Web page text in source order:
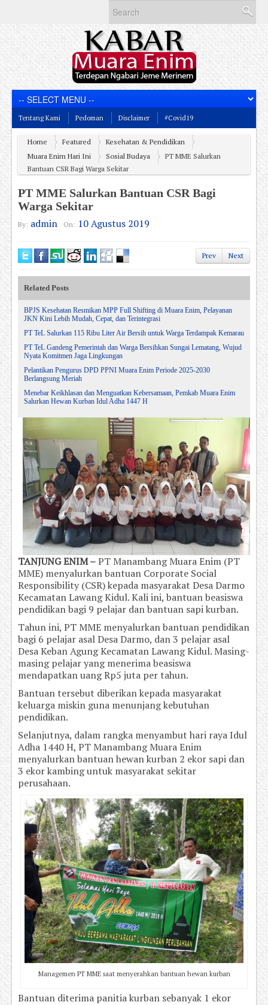
Tentang Kami Pedoman Disclaimer #Covid19
Home Featured
Kesehatan & Pendidikan
Muara Enim Hari Ini
Sosial Budaya
PT MME Salurkan
Bantuan CSR Bagi Warga Sekitar
PT MME Salurkan Bantuan CSR Bagi
Warga Sekitar
By: admin On: 10 Agustus 2019
Prev Next
Related Posts
BPJS Kesehatan Resmikan MPP Full Shifting di Muara Enim, Pelayanan
JKN Kini Lebih Mudah, Cepat, dan Terintegrasi
PT TeL Salurkan 115 Ribu Liter Air Bersih untuk Warga Terdampak Kemarau
PT TeL Gandeng Pemerintah dan Warga Bersihkan Sungai Lematang, Wujud
Nyata Komitmen Jaga Lingkungan
Pelantikan Pengurus DPD PPNI Muara Enim Periode 2025-2030
Berlangsung Meriah
Menebar Keikhlasan dan Menguatkan Kebersamaan, Pemkab Muara Enim
Salurkan Hewan Kurban Idul Adha 1447 H
TANJUNG ENIM –PT Manambang Muara Enim (PT
MME) menyalurkan bantuan Corporate Social
Responsibility (CSR) kepada masyarakat Desa Darmo
Kecamatan Lawang Kidul. Kali ini, bantuan beasiswa
pendidikan bagi 9 pelajar dan bantuan sapi kurban.
Tahun ini, PT MME menyalurkan bantuan pendidikan
bagi 6 pelajar asal Desa Darmo, dan 3 pelajar asal
Desa Keban Agung Kecamatan Lawang Kidul. Masing-
masing pelajar yang menerima beasiswa
mendapatkan uang Rp5 juta per tahun.
Bantuan tersebut diberikan kepada masyarakat
keluarga miskin guna menunjang kebutuhan
pendidikan.
Selanjutnya, dalam rangka menyambut hari raya Idul
Adha 1440 H, PT Manambang Muara Enim
menyalurkan bantuan hewan kurban 2 ekor sapi dan
3 ekor kambing untuk masyarakat sekitar
perusahaan.
Managemen PT MME saat menyerahkan bantuan hewan kurban
Bantuan diterima panitia kurban sebanyak 1 ekor